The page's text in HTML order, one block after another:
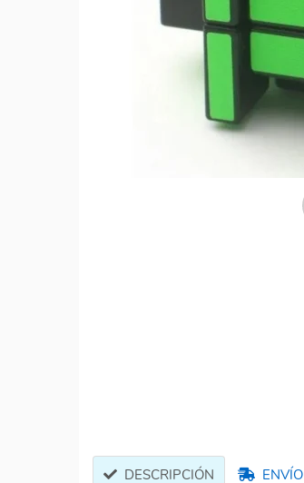
DESCRIPCIÓN ENVÍO